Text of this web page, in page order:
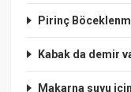
Pirinç
Kabak da demir
Makarna suyu